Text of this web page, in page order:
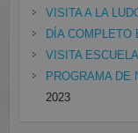
VISITA A LA
DÍA COMPLETO
VISITA
PROGRAMA DE
2023